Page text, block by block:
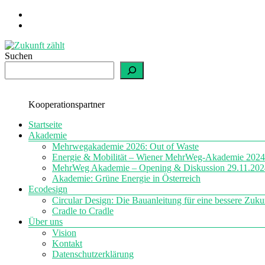
Zum
Inhalt
zählt
einfach
Suchen
Kooperationspartner
Menü
Startseite
Akademie
Mehrwegakademie 2026: Out of Waste
Energie & Mobilität – Wiener MehrWeg-Akademie 2024
MehrWeg Akademie – Opening & Diskussion
Akademie: Grüne Energie in Österreich
Ecodesign
Circular Design: Die Bauanleitung für eine bessere
Cradle to Cradle
Über uns
Vision
Kontakt
Datenschutzerklärung